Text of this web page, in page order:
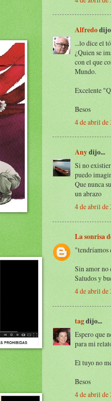
Alfredo
...lo dice el
¿Quien se
con el que
Mundo.
Excelente
Besos
4 de abril de
Anydijo...
Si no
puedo
Que nunca
un abrazo
4 de abril de
La sonrisa
"tendríamos
Sin amor no
Saludos y
4 de abril de
tagdijo...
Espero que
para mi
El tuyo no
Besos
4 de abril de